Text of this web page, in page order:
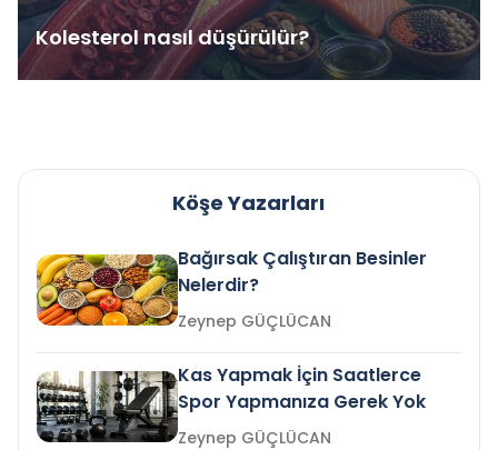
Kolesterol nasıl düşürülür?
Köşe Yazarları
Bağırsak Çalıştıran Besinler
Nelerdir?
Zeynep GÜÇLÜCAN
Kas Yapmak İçin Saatlerce
Spor Yapmanıza Gerek Yok
Zeynep GÜÇLÜCAN